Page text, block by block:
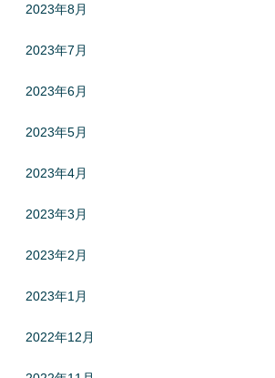
2023年8月
2023年7月
2023年6月
2023年5月
2023年4月
2023年3月
2023年2月
2023年1月
2022年12月